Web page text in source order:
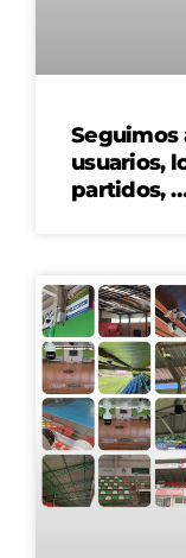
Seguimos
usuarios,
partidos,